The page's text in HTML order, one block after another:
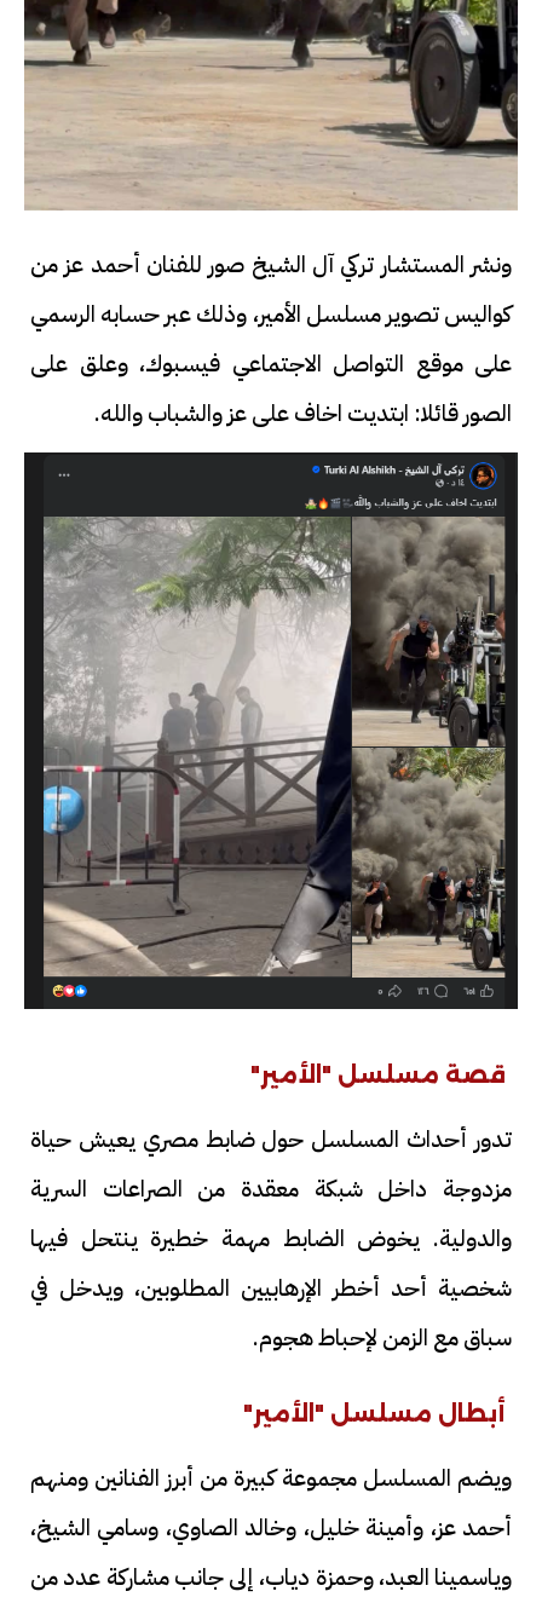
ونشر المستشار تركي آل الشيخ صور للفنان أحمد عز من
كواليس تصوير مسلسل الأمير، وذلك عبر حسابه الرسمي
على موقع التواصل الاجتماعي فيسبوك، وعلق على
الصور قائلا: ابتديت اخاف على عز والشباب والله.
قصة مسلسل "الأمير"
تدور أحداث المسلسل حول ضابط مصري يعيش حياة
مزدوجة داخل شبكة معقدة من الصراعات السرية
والدولية. يخوض الضابط مهمة خطيرة ينتحل فيها
شخصية أحد أخطر الإرهابيين المطلوبين، ويدخل في
سباق مع الزمن لإحباط هجوم.
أبطال مسلسل "الأمير"
ويضم المسلسل مجموعة كبيرة من أبرز الفنانين ومنهم
أحمد عز، وأمينة خليل، وخالد الصاوي، وسامي الشيخ،
وياسمينا العبد، وحمزة دياب، إلى جانب مشاركة عدد من